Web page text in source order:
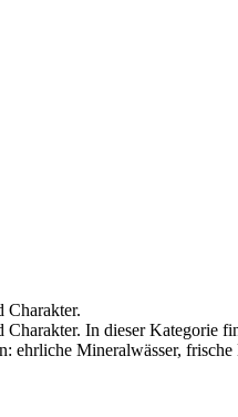
Charakter.
In dieser Kategorie
ehrliche Mineralwässer,